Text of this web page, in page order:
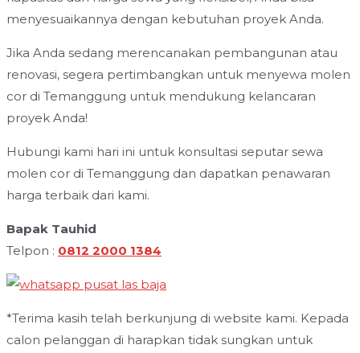
menyesuaikannya dengan kebutuhan proyek Anda.
Jika Anda sedang merencanakan pembangunan atau
renovasi, segera pertimbangkan untuk menyewa molen
cor di Temanggung untuk mendukung kelancaran
proyek Anda!
Hubungi kami hari ini untuk konsultasi seputar sewa
molen cor di Temanggung dan dapatkan penawaran
harga terbaik dari kami.
Bapak Tauhid
Telpon : 0812 2000 1384
*Terima kasih telah berkunjung di website kami. Kepada
calon pelanggan di harapkan tidak sungkan untuk